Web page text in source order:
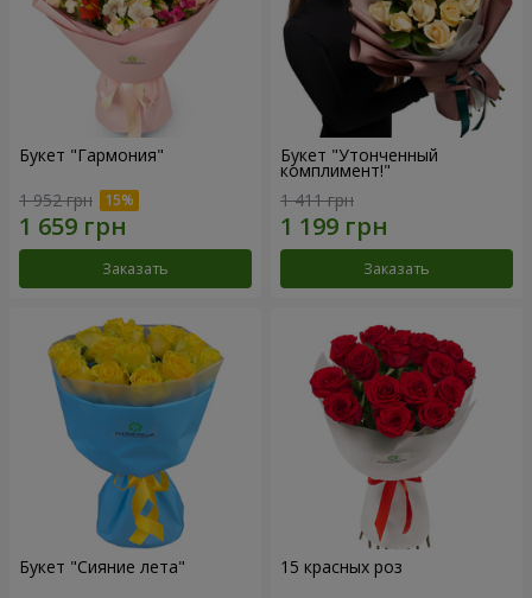
Букет "Гармония"
1 952 грн
Заказать
Букет "Утонченный
комплимент!"
1 411 грн
Заказать
Букет "Сияние лета" 15 красных роз